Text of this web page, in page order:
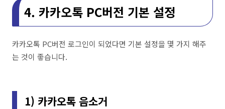
4. 카카오톡 PC버전 기본 설정
카카오톡 PC버전 로그인이 되었다면 기본 설정을 몇 가지 해주
는 것이 좋습니다.
1) 카카오톡 음소거